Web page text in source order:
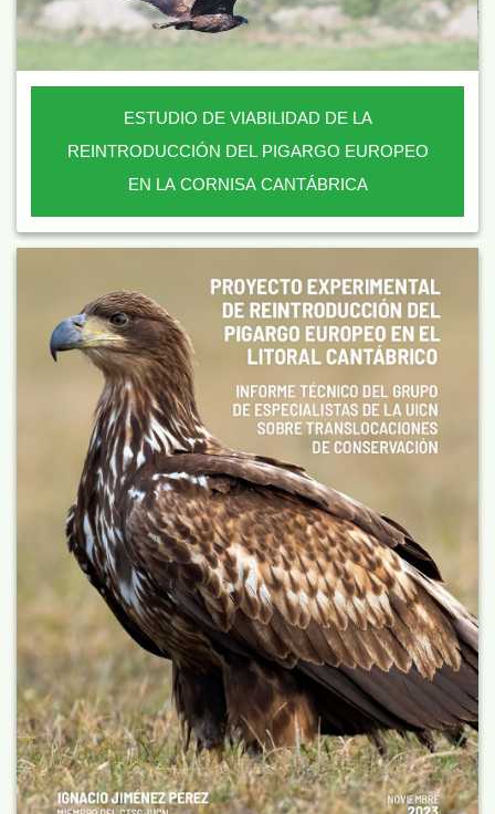
ESTUDIO DE VIABILIDAD DE LA
REINTRODUCCIÓN DEL PIGARGO EUROPEO
EN LA CORNISA CANTÁBRICA